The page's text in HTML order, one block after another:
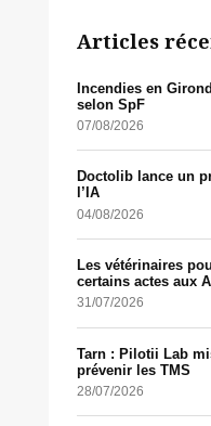
Articles
Incendies en
selon SpF
07/08/2026
Doctolib lance un
l’IA
04/08/2026
Les vétérinaires
certains actes aux
31/07/2026
Tarn : Pilotii Lab
prévenir les TMS
28/07/2026